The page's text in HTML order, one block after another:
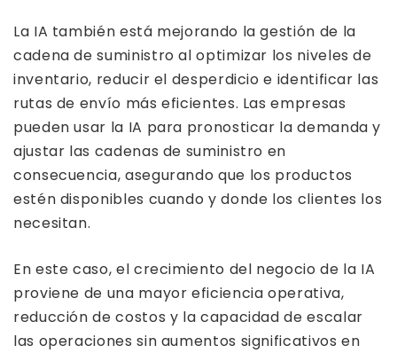
La IA también está mejorando la gestión de la
cadena de suministro al optimizar los niveles de
inventario, reducir el desperdicio e identificar las
rutas de envío más eficientes. Las empresas
pueden usar la IA para pronosticar la demanda y
ajustar las cadenas de suministro en
consecuencia, asegurando que los productos
estén disponibles cuando y donde los clientes los
necesitan.
En este caso, el crecimiento del negocio de la IA
proviene de una mayor eficiencia operativa,
reducción de costos y la capacidad de escalar
las operaciones sin aumentos significativos en